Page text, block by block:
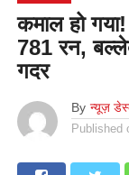
कमाल हो
781 रन,
गदर
By न्यूज़
Published